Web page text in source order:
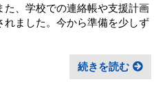
た、学校での連絡帳や支援計画
れました。今から準備を少しず
続きを読む